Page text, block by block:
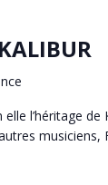
l’héritage de
musiciens,